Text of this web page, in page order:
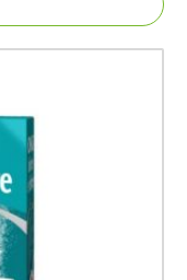
al 40% valido